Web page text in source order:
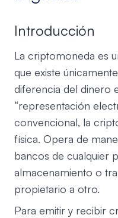
Introducción
La criptomoneda es
que existe
diferencia del dinero
“representación
convencional, la
física. Opera de
bancos de cualquier
almacenamiento o
propietario a otro.
Para emitir y recibir